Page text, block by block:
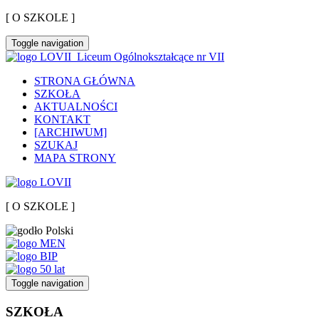
[ O SZKOLE ]
Toggle navigation
Liceum Ogólnokształcące nr VII
STRONA GŁÓWNA
SZKOŁA
AKTUALNOŚCI
KONTAKT
[ARCHIWUM]
SZUKAJ
MAPA STRONY
[ O SZKOLE ]
Toggle navigation
SZKOŁA